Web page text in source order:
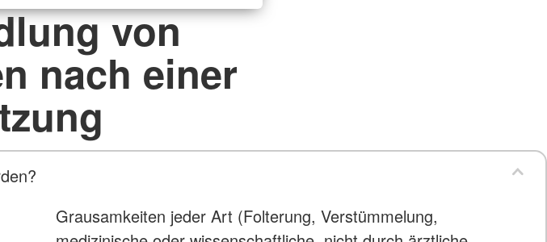
von
nach einer
Grausamkeiten jeder Art (Folterung, Verstümmelung,